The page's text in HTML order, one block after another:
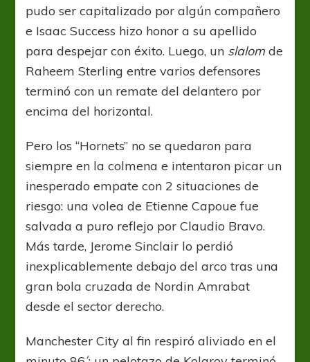
pudo ser capitalizado por algún compañero
e Isaac Success hizo honor a su apellido
para despejar con éxito. Luego, un slalom de
Raheem Sterling entre varios defensores
terminó con un remate del delantero por
encima del horizontal.
Pero los “Hornets” no se quedaron para
siempre en la colmena e intentaron picar un
inesperado empate con 2 situaciones de
riesgo: una volea de Etienne Capoue fue
salvada a puro reflejo por Claudio Bravo.
Más tarde, Jerome Sinclair lo perdió
inexplicablemente debajo del arco tras una
gran bola cruzada de Nordin Amrabat
desde el sector derecho.
Manchester City al fin respiró aliviado en el